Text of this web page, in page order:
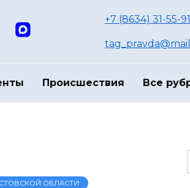
+7 (8634) 31-55-91
Происшествия Все
ОБЛАСТИ